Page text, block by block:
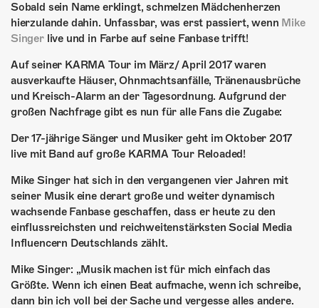
GÖNNEREI
SHOP
MITMACHEN
Sobald sein Name erklingt, schmelzen Mädchenherzen
hierzulande dahin. Unfassbar, was erst passiert, wenn Mike
Singerlive und in Farbe auf seine Fanbase trifft!
Auf seiner KARMA Tour im März/ April 2017 waren
ausverkaufte Häuser, Ohnmachtsanfälle, Tränenausbrüche
und Kreisch-Alarm an der Tagesordnung. Aufgrund der
großen Nachfrage gibt es nun für alle Fans die Zugabe:
Der 17-jährige Sänger und Musiker geht im Oktober 2017
live mit Band auf große KARMA Tour Reloaded!
Mike Singer hat sich in den vergangenen vier Jahren mit
seiner Musik eine derart große und weiter dynamisch
wachsende Fanbase geschaffen, dass er heute zu den
einflussreichsten und reichweitenstärksten Social Media
Influencern Deutschlands zählt.
Mike Singer: „Musik machen ist für mich einfach das
Größte. Wenn ich einen Beat aufmache, wenn ich schreibe,
dann bin ich voll bei der Sache und vergesse alles andere.